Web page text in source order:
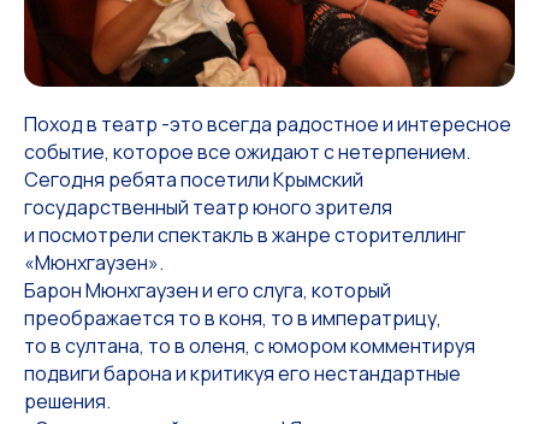
Поход в театр -это всегда радостное и интересное
событие, которое все ожидают с нетерпением.
Сегодня ребята посетили Крымский
государственный театр юного зрителя
и посмотрели спектакль в жанре сторителлинг
«Мюнхгаузен».
Барон Мюнхгаузен и его слуга, который
преображается то в коня, то в императрицу,
то в султана, то в оленя, с юмором комментируя
подвиги барона и критикуя его нестандартные
решения.